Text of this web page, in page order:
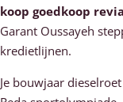
koop goedkoop
Garant Oussayeh
kredietlijnen.
Je bouwjaar